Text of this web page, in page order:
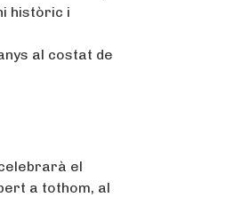
històric i
al costat de
el
a tothom, al